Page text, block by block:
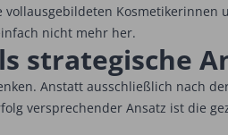
nicht mehr her.
strategische
Anstatt ausschließlich nach
versprechender Ansatz ist die